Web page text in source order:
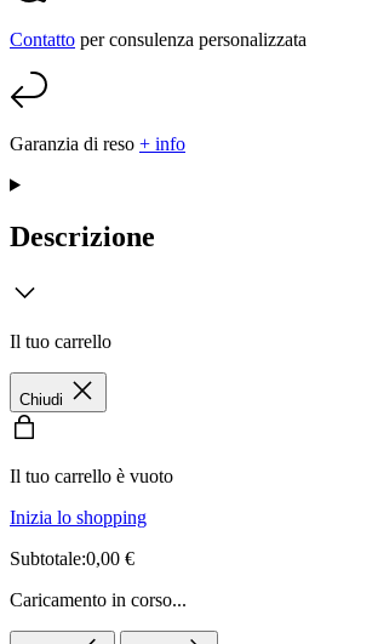
Contatto per consulenza personalizzata
Garanzia di reso + info
Descrizione
Il tuo carrello
Chiudi
Il tuo carrello è vuoto
Inizia lo shopping
Subtotale:0,00 €
Caricamento in corso...